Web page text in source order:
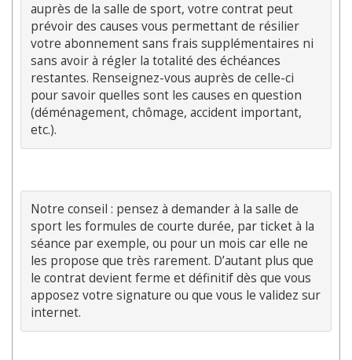
auprès de la salle de sport, votre contrat peut
prévoir des causes vous permettant de résilier
votre abonnement sans frais supplémentaires ni
sans avoir à régler la totalité des échéances
restantes. Renseignez-vous auprès de celle-ci
pour savoir quelles sont les causes en question
(déménagement, chômage, accident important,
Notre conseil : pensez à demander à la salle de
sport les formules de courte durée, par ticket à la
séance par exemple, ou pour un mois car elle ne
les propose que très rarement. D’autant plus que
le contrat devient ferme et définitif dès que vous
apposez votre signature ou que vous le validez sur